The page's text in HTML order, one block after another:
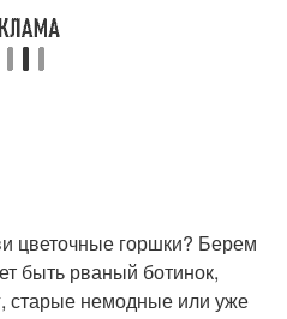
цветочные горшки? Берем
быть рваный ботинок,
старые немодные или уже